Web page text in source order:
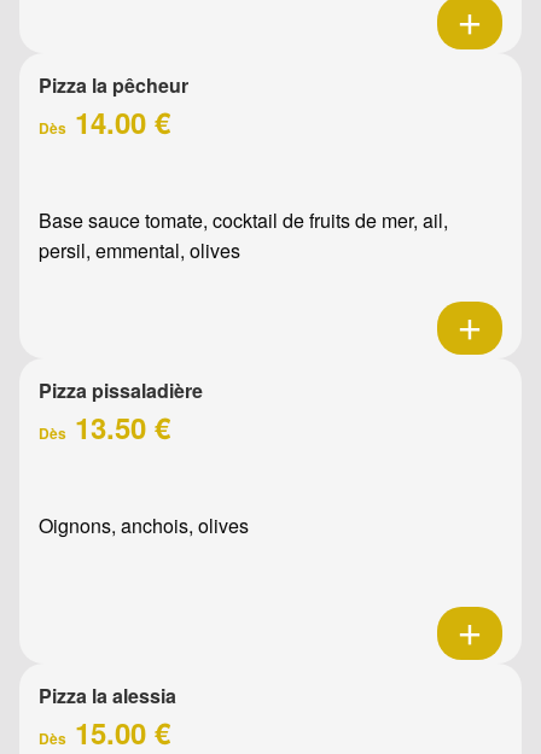
Pizza la pêcheur
Dès 14.00 €
Base sauce tomate, cocktail de fruits de mer, ail,
persil, emmental, olives
Pizza pissaladière
Dès 13.50 €
Oignons, anchois, olives
Pizza la alessia
Dès 15.00 €